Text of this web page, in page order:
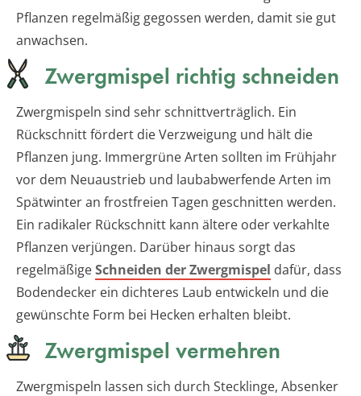
Pflanzen regelmäßig gegossen werden, damit sie gut
anwachsen.
Zwergmispel richtig schneiden
Zwergmispeln sind sehr schnittverträglich. Ein
Rückschnitt fördert die Verzweigung und hält die
Pflanzen jung. Immergrüne Arten sollten im Frühjahr
vor dem Neuaustrieb und laubabwerfende Arten im
Spätwinter an frostfreien Tagen geschnitten werden.
Ein radikaler Rückschnitt kann ältere oder verkahlte
Pflanzen verjüngen. Darüber hinaus sorgt das
regelmäßigeSchneiden der Zwergmispel dafür, dass
Bodendecker ein dichteres Laub entwickeln und die
gewünschte Form bei Hecken erhalten bleibt.
Zwergmispel vermehren
Zwergmispeln lassen sich durch Stecklinge, Absenker